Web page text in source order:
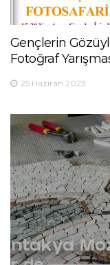
Gençlerin
Fotoğraf
25 Haziran 2023